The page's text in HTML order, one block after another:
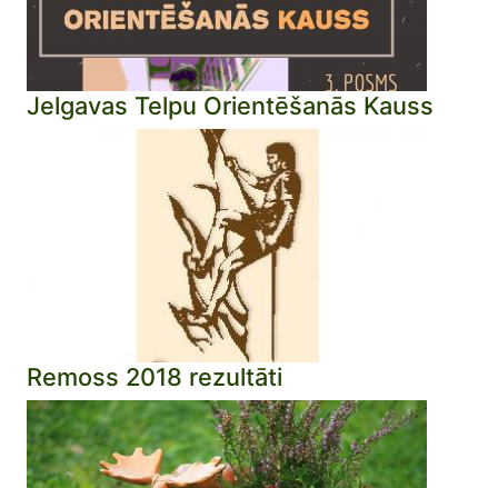
Jelgavas Telpu Orientēšanās Kauss
Remoss 2018 rezultāti